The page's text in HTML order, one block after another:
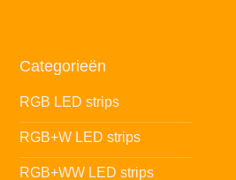
Categorieën
RGB LED strips
RGB+W LED strips
RGB+WW LED strips